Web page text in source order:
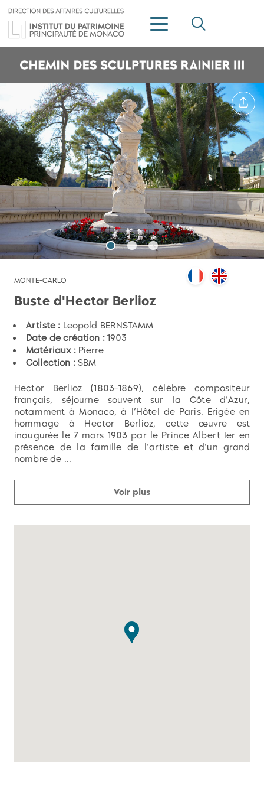
MONTE-CARLO
Buste d'Hector Berlioz
Artiste : Leopold BERNSTAMM
Date de création : 1903
Matériaux : Pierre
Collection : SBM
Hector Berlioz (1803-1869), célèbre compositeur
français, séjourne souvent sur la Côte d’Azur,
notamment à Monaco, à l’Hôtel de Paris. Erigée en
hommage à Hector Berlioz, cette œuvre est
inaugurée le 7 mars 1903 par le Prince Albert Ier en
présence de la famille de l’artiste et d’un grand
nombre de ...
Voir plus